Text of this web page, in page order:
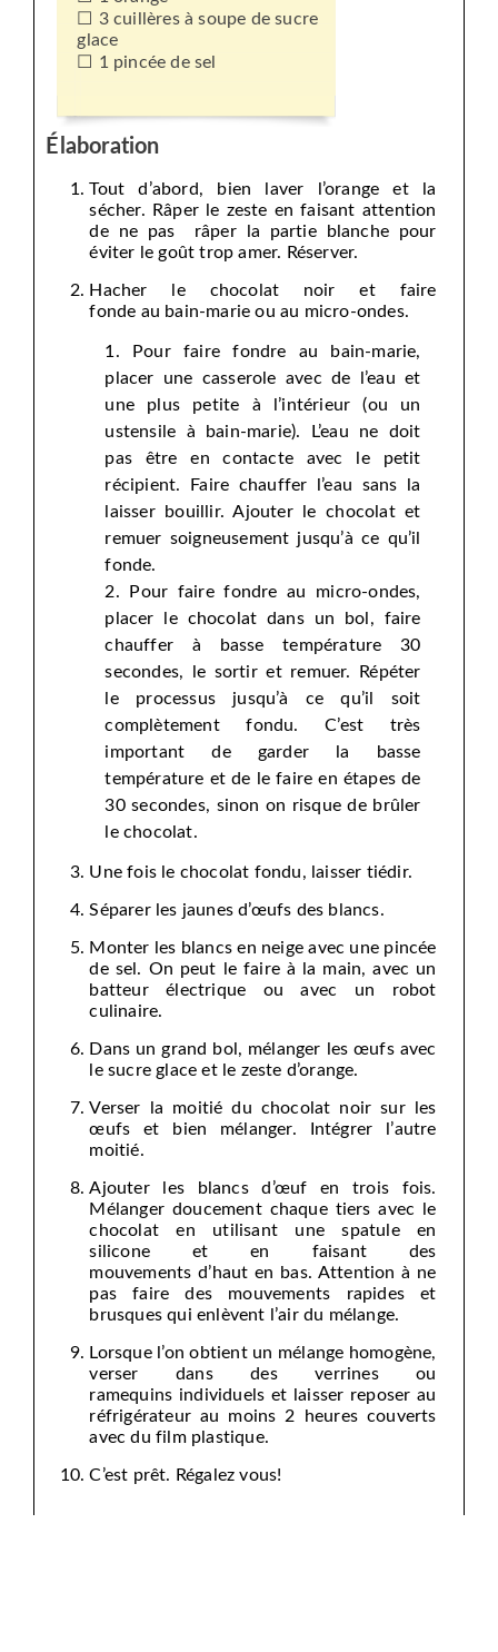
3 cuillères à soupe de sucre
glace
1 pincée de sel
Élaboration
Tout d’abord, bien laver l’orange et la
sécher. Râper le zeste en faisant attention
de ne pas râper la partie blanche pour
éviter le goût trop amer. Réserver.
Hacher le chocolat noir et faire
fonde au bain-marie ou au micro-ondes.
Pour faire fondre au bain-marie,
placer une casserole avec de l’eau et
une plus petite à l’intérieur (ou un
ustensile à bain-marie). L’eau ne doit
pas être en contacte avec le petit
récipient. Faire chauffer l’eau sans la
laisser bouillir. Ajouter le chocolat et
remuer soigneusement jusqu’à ce qu’il
fonde.
Pour faire fondre au micro-ondes,
placer le chocolat dans un bol, faire
chauffer à basse température 30
secondes, le sortir et remuer. Répéter
le processus jusqu’à ce qu’il soit
complètement fondu. C’est très
important de garder la basse
température et de le faire en étapes de
30 secondes, sinon on risque de brûler
le chocolat.
Une fois le chocolat fondu, laisser tiédir.
Séparer les jaunes d’œufs des blancs.
Monter les blancs en neige avec une pincée
de sel. On peut le faire à la main, avec un
batteur électrique ou avec un robot
culinaire.
Dans un grand bol, mélanger les œufs avec
le sucre glace et le zeste d’orange.
Verser la moitié du chocolat noir sur les
œufs et bien mélanger. Intégrer l’autre
moitié.
Ajouter les blancs d’œuf en trois fois.
Mélanger doucement chaque tiers avec le
chocolat en utilisant une spatule en
silicone et en faisant des
mouvements d’haut en bas. Attention à ne
pas faire des mouvements rapides et
brusques qui enlèvent l’air du mélange.
Lorsque l’on obtient un mélange homogène,
verser dans des verrines ou
ramequins individuels et laisser reposer au
réfrigérateur au moins 2 heures couverts
avec du film plastique.
C’est prêt. Régalez vous!